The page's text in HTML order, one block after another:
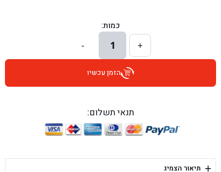
בן גל - הרצל 6, גדרה - גדרה
בן גל - שדרות דוד בן גוריון 8, באר שבע - באר שבע
בן גל - היובלים 26, הוד השרון - הוד השרון
כמות:
+
1
-
הזמן עכשיו
תנאי תשלום:
+ תיאור הצמיג